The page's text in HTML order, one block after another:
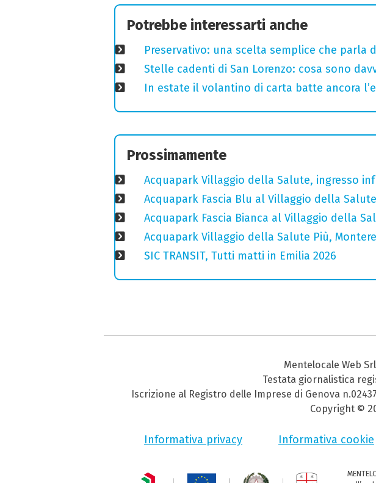
Potrebbe interessarti anche
Preservativo: una scelta semplice che parla
Stelle cadenti di San Lorenzo: cosa sono
In estate il volantino di carta batte ancora
Prossimamente
Acquapark Villaggio della Salute, ingresso
Acquapark Fascia Blu al Villaggio della
Acquapark Fascia Bianca al Villaggio della
Acquapark Villaggio della Salute Più,
SIC TRANSIT, Tutti matti in Emilia 2026
Mentelocale Web
Testata giornalistica
Iscrizione al Registro delle Imprese di Genova
Copyright ©
Informativa privacy Informativa cookie